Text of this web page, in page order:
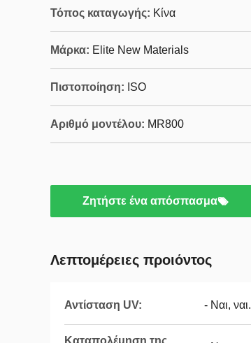
Τόπος καταγωγής: Κίνα
Μάρκα: Elite New Materials
Πιστοποίηση: ISO
Αριθμό μοντέλου: MR800
Ζητήστε ένα απόσπασμα
Λεπτομέρειες προιόντος
Αντίσταση UV: - Ναι, ναι.
Καταπολέμηση της